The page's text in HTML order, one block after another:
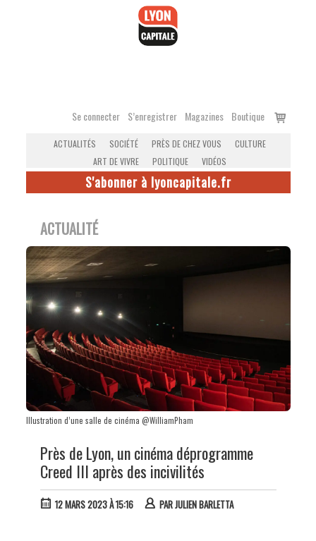
Se connecter S’enregistrer Magazines Boutique
Voir
ACTUALITÉS SOCIÉTÉ PRÈS DE CHEZ VOUS
CULTURE
ART DE VIVRE
POLITIQUE VIDÉOS
S'abonner à lyoncapitale.fr
ACTUALITÉ
Illustration d’une salle de cinéma @WilliamPham
Près de Lyon, un cinéma déprogramme
Creed III après des incivilités
12 MARS 2023 À 15:16 PARJULIEN BARLETTA